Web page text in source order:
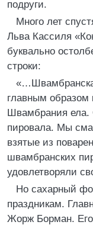
подруги.
Много лет
Льва Кассиля
буквально
строки:
главным образом
Швамбрания ела.
пировала. Мы
взятые из
швамбранских
удовлетворяли
Но сахарный
праздникам.
Жорж Борман.